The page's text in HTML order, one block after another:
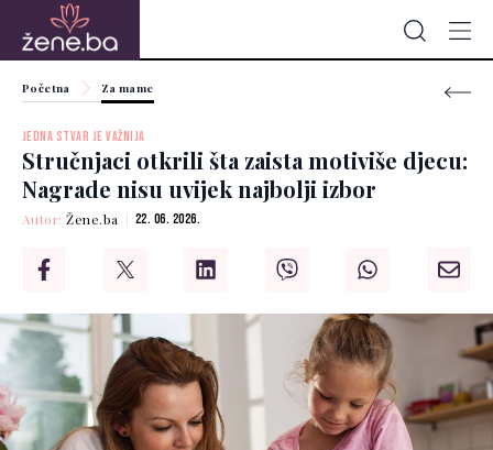
Početna Za mame
JEDNA STVAR JE VAŽNIJA
Stručnjaci otkrili šta zaista motiviše djecu:
Nagrade nisu uvijek najbolji izbor
Autor:Žene.ba 22. 06. 2026.